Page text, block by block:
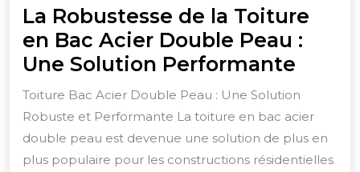
La Robustesse de la Toiture
en Bac Acier Double Peau :
Une Solution Performante
de
la
Toiture Bac Acier Double Peau : Une Solution
Robuste et Performante La toiture en bac acier
double peau est devenue une solution de plus en
plus populaire pour les constructions résidentielles